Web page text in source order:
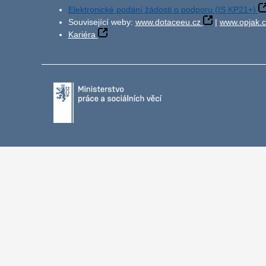
Elektronické podání žádosti o podporu (IS KP21+)
Související weby: www.dotaceeu.cz |
Kariéra